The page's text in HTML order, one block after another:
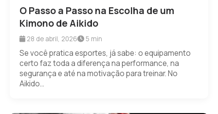
O Passo a Passo na Escolha de um
Kimono de Aikido
28 de abril, 2026 5 min
Se você pratica esportes, já sabe: o equipamento
certo faz toda a diferença na performance, na
segurança e até na motivação para treinar. No
Aikido...